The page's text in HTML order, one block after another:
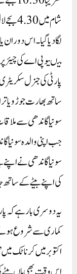
لگا دیا گیا۔ اس دوران
میںیو پی اے کی
پارٹی کی جنرل
ساتھ بھارت جوڑو
سونیا گاندھی سے
جب اپنی والدہ سونیا
سونیا گاندھی نے اپنے
کی اپنے بیٹے کے ساتھ
یہ دوسری بار ہے کہ
کماری سے شروع
اکتوبر میں کرناٹک